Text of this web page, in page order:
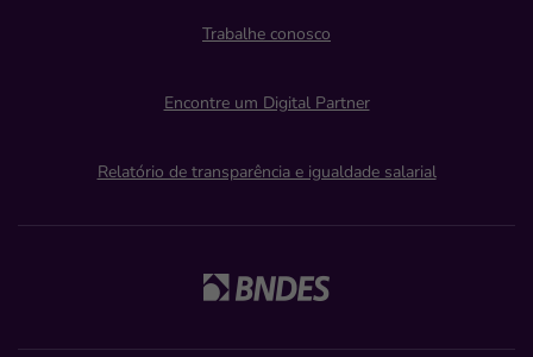
Trabalhe conosco
Encontre um Digital Partner
Relatório de transparência e igualdade salarial